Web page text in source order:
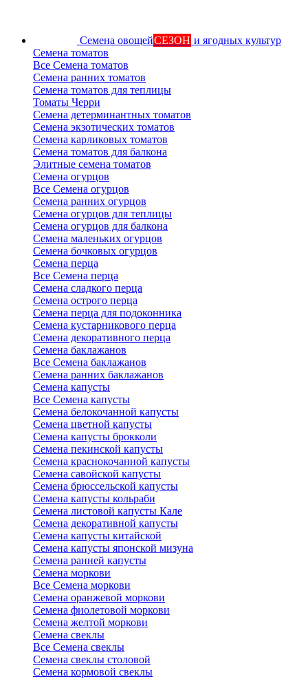
Семена овощейСЕЗОН и ягодных культур
Семена томатов
Все Семена томатов
Семена ранних томатов
Семена томатов для теплицы
Томаты Черри
Семена детерминантных томатов
Семена экзотических томатов
Семена карликовых томатов
Семена томатов для балкона
Элитные семена томатов
Семена огурцов
Все Семена огурцов
Семена ранних огурцов
Семена огурцов для теплицы
Семена огурцов для балкона
Семена маленьких огурцов
Семена бочковых огурцов
Семена перца
Все Семена перца
Семена сладкого перца
Семена острого перца
Семена перца для подоконника
Семена кустарникового перца
Семена декоративного перца
Семена баклажанов
Все Семена баклажанов
Семена ранних баклажанов
Семена капусты
Все Семена капусты
Семена белокочанной капусты
Семена цветной капусты
Семена капусты брокколи
Семена пекинской капусты
Семена краснокочанной капусты
Семена савойской капусты
Семена брюссельской капусты
Семена капусты кольраби
Семена листовой капусты Кале
Семена декоративной капусты
Семена капусты китайской
Семена капусты японской мизуна
Семена ранней капусты
Семена моркови
Все Семена моркови
Семена оранжевой моркови
Семена фиолетовой моркови
Семена желтой моркови
Семена свеклы
Все Семена свеклы
Семена свеклы столовой
Семена кормовой свеклы